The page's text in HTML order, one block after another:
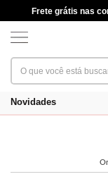
Frete grátis nas
Novidades